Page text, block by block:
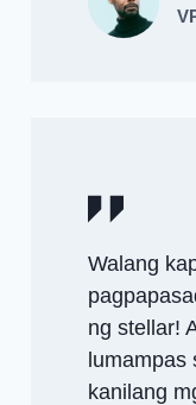
Walang
ng stellar!
lumampas
kanilang